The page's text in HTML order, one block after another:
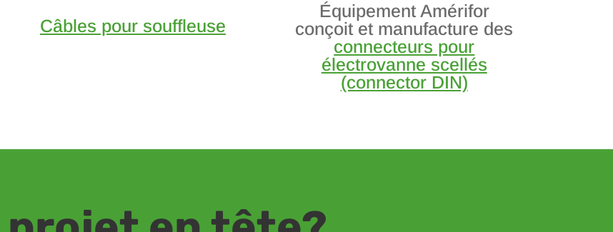
Câbles pour souffleuse
Équipement Amérifor
conçoit et manufacture des
connecteurs pour
électrovanne scellés
(connector DIN)